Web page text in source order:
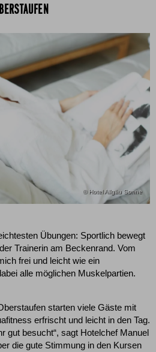
© Hotel Allgäu Sonne
Übungen: Sportlich bewegt
Trainerin am Beckenrand. Vom
frei und leicht wie ein
alle möglichen Muskelpartien.
starten viele Gäste mit
erfrischt und leicht in den Tag.
gut besucht“, sagt Hotelchef Manuel
die gute Stimmung in den Kursen